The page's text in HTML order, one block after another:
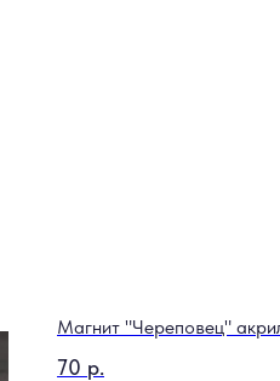
Магнит "Череповец"
70 р.